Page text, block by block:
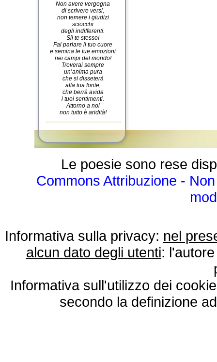
Non avere vergogna
di scrivere versi,
non temere i giudizi
sciocchi
degli indifferenti.
Sii te stesso!
Fai parlare il tuo cuore
e semina le tue emozioni
nei campi del mondo!
Troverai sempre
un’anima pura
che si disseterà
alla tua fonte,
che berrà avida
i tuoi sentimenti.
Attorno a noi
non tutto è aridità!
Le poesie sono rese
Commons Attribuzione -
Informativa sulla privacy: nel
alcun dato degli utenti:
Informativa sull'utilizzo dei
secondo la definizione